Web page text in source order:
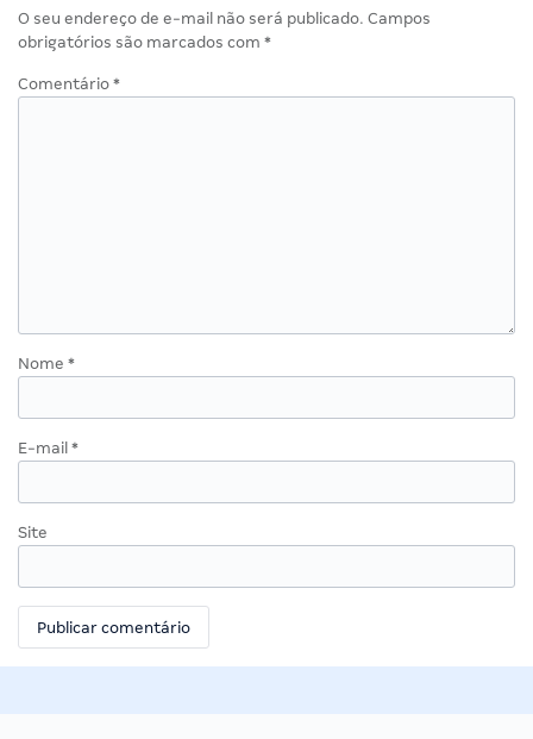
O seu endereço de e-mail não será publicado. Campos
obrigatórios são marcados com *
Comentário *
Nome *
E-mail *
Site